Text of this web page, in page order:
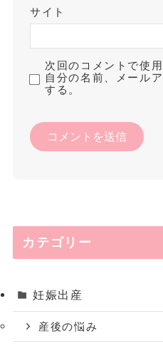
サイト
次回のコメントで使
自分の名前、メール
する。
カテゴリー
妊娠出産
産後の悩み